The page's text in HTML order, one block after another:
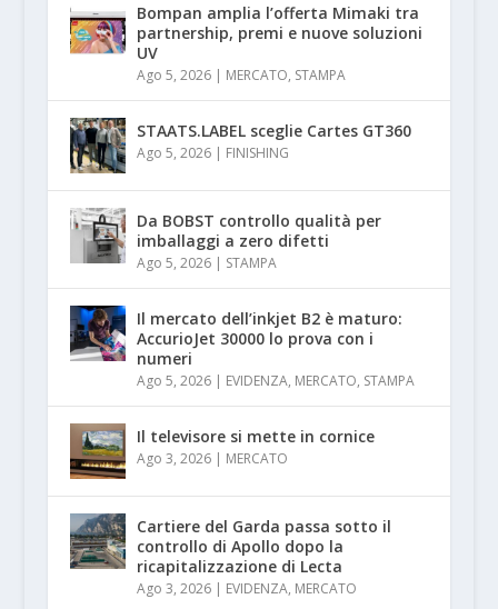
Bompan amplia l’offerta Mimaki tra
partnership, premi e nuove soluzioni
UV
Ago 5, 2026| MERCATO, STAMPA
STAATS.LABEL sceglie Cartes GT360
Ago 5, 2026| FINISHING
Da BOBST controllo qualità per
imballaggi a zero difetti
Ago 5, 2026| STAMPA
Il mercato dell’inkjet B2 è maturo:
AccurioJet 30000 lo prova con i
numeri
Ago 5, 2026| EVIDENZA, MERCATO, STAMPA
Il televisore si mette in cornice
Ago 3, 2026| MERCATO
Cartiere del Garda passa sotto il
controllo di Apollo dopo la
ricapitalizzazione di Lecta
Ago 3, 2026| EVIDENZA, MERCATO